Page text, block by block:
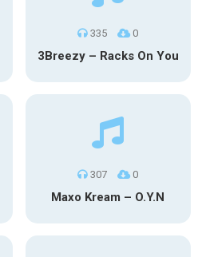
335 0
3Breezy – Racks On You
307 0
Maxo Kream – O.Y.N